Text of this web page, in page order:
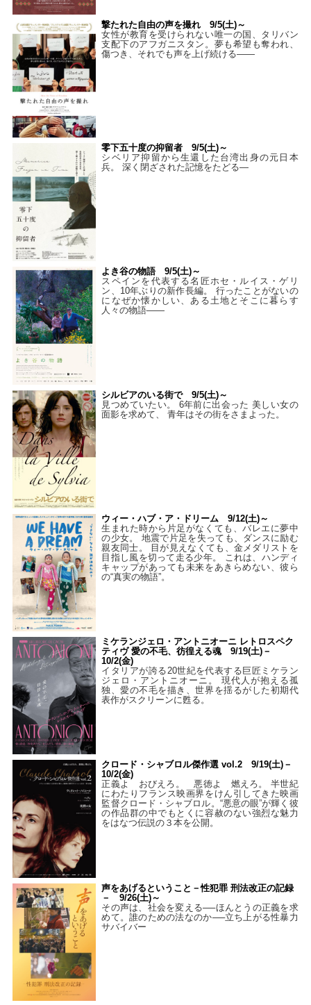
撃たれた自由の声を撮れ 9/5(土)～
女性が教育を受けられない唯一の国、タリバン
支配下のアフガニスタン。夢も希望も奪われ、
傷つき、それでも声を上げ続ける——
零下五十度の抑留者 9/5(土)～
シベリア抑留から生還した台湾出身の元日本
兵。 深く閉ざされた記憶をたどる—
よき谷の物語 9/5(土)～
スペインを代表する名匠ホセ・ルイス・ゲリ
ン、10年ぶりの新作長編。 行ったことがないの
になぜか懐かしい、ある土地とそこに暮らす
人々の物語――
シルビアのいる街で 9/5(土)～
見つめていたい。 6年前に出会った 美しい女の
面影を求めて、 青年はその街をさまよった。
ウィー・ハブ・ア・ドリーム 9/12(土)～
生まれた時から片足がなくても、バレエに夢中
の少女。 地震で片足を失っても、ダンスに励む
親友同士。 目が見えなくても、金メダリストを
目指し風を切って走る少年。 これは、ハンディ
キャップがあっても未来をあきらめない、彼ら
の“真実の物語”。
ミケランジェロ・アントニオーニ レトロスペク
ティヴ 愛の不毛、彷徨える魂 9/19(土)－
10/2(金)
イタリアが誇る20世紀を代表する巨匠ミケラン
ジェロ・アントニオーニ。 現代人が抱える孤
独、愛の不毛を描き、世界を揺るがした初期代
表作がスクリーンに甦る。
クロード・シャブロル傑作選 vol.2 9/19(土)－
10/2(金)
正義よ おびえろ。 悪徳よ 燃えろ。 半世紀
にわたりフランス映画界をけん引してきた映画
監督クロード・シャブロル。“悪意の眼”が輝く彼
の作品群の中でもとくに容赦のない強烈な魅力
をはなつ伝説の３本を公開。
声をあげるということ－性犯罪 刑法改正の記録
－ 9/26(土)～
その声は、社会を変える──ほんとうの正義を求
めて。誰のための法なのか──立ち上がる性暴力
サバイバー